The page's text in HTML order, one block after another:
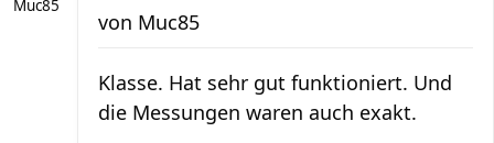
Muc85
von Muc85
Klasse. Hat sehr gut funktioniert. Und
die Messungen waren auch exakt.